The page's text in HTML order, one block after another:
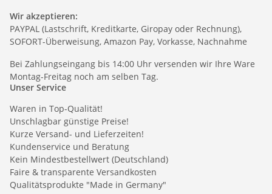
Wir akzeptieren:
PAYPAL (Lastschrift, Kreditkarte, Giropay oder Rechnung),
SOFORT-Überweisung, Amazon Pay, Vorkasse, Nachnahme
Bei Zahlungseingang bis 14:00 Uhr versenden wir Ihre Ware
Montag-Freitag noch am selben Tag.
Unser Service
Waren in Top-Qualität!
Unschlagbar günstige Preise!
Kurze Versand- und Lieferzeiten!
Kundenservice und Beratung
Kein Mindestbestellwert (Deutschland)
Faire & transparente Versandkosten
Qualitätsprodukte "Made in Germany"